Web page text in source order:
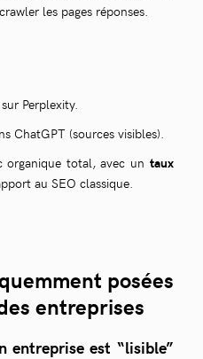
les pages réponses.
Perplexity.
ChatGPT (sources visibles).
total, avec un taux
au SEO classique.
posées
entreprises
entreprise est “lisible”